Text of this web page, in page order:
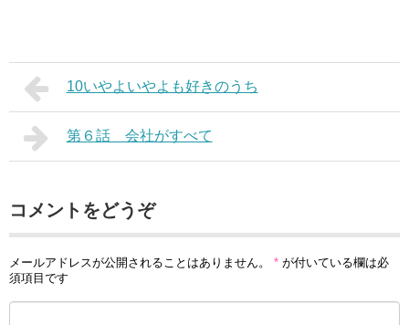
10いやよいやよも好きのうち
第６話 会社がすべて
コメントをどうぞ
メールアドレスが公開されることはありません。 * が付いている欄は必
須項目です